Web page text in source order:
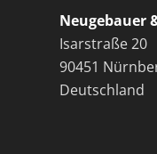
Neugebauer
Isarstraße 20
90451
Deutschland